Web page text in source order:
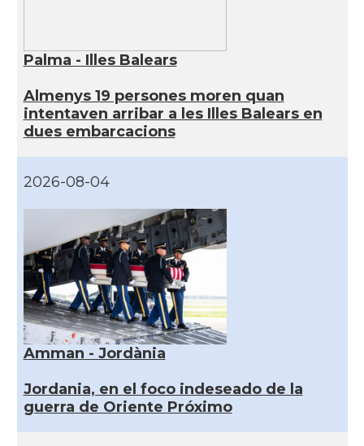
Palma - Illes Balears
Almenys 19 persones moren quan
intentaven arribar a les Illes Balears en
dues embarcacions
2026-08-04
Amman - Jordània
Jordania, en el foco indeseado de la
guerra de Oriente Próximo